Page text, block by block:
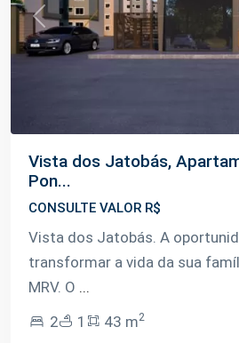
Previous
Vista dos Jatobás,
Pon...
CONSULTE VALOR R$
Vista dos Jatobás. A
transformar a vida da sua
MRV. O ...
2
1 43 m2